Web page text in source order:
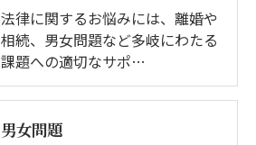
法律に関するお悩みには、離婚や
相続、男女問題など多岐にわたる
課題への適切なサポ…
男女問題